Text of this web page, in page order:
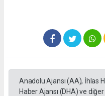
Anadolu Ajansı (AA), İhlas
Haber Ajansı (DHA) ve